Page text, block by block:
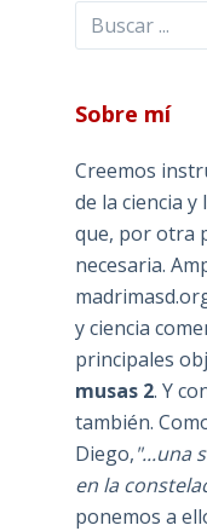
Buscar
Sobre mí
Creemos
de la ciencia
que, por otra
necesaria.
y ciencia
principales
musas 2. Y
también.
Diego,"...una
en la
ponemos a